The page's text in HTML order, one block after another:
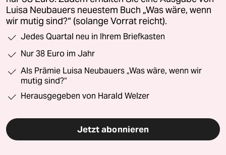
Luisa Neubauers neuestem Buch „Was wäre, wenn
wir mutig sind?“ (solange Vorrat reicht).
Jedes Quartal neu in Ihrem Briefkasten
Nur 38 Euro im Jahr
Als Prämie Luisa Neubauers „Was wäre, wenn wir
mutig sind?“
Herausgegeben von Harald Welzer
Jetzt abonnieren